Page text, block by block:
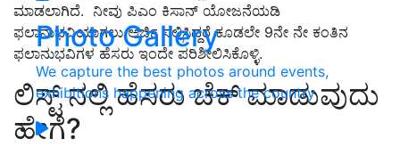
Photo Gallery
We capture the best photos around events,
exhibitions happening across the country
ಮಾಡಲಾಗಿದೆ. ನೀವು ಪಿಎಂ ಕಿಸಾನ್ ಯೋಜನೆಯಡಿ
ಫಲಾನುಭವಿಯಾಗಲು ಅರ್ಜಿ ಸಲ್ಲಿಸಿದ್ದರೆ ಕೂಡಲೇ 9ನೇ ನೇ ಕಂತಿನ
ಫಲಾನುಭವಿಗಳ ಹೆಸರು ಇಂದೇ ಪರಿಶೀಲಿಸಿಕೊಳ್ಳಿ.
ಲಿಸ್ಟ್ ನಲ್ಲಿ ಹೆಸರು ಚೆಕ್ ಮಾಡುವುದು
ಹೇಗೆ?